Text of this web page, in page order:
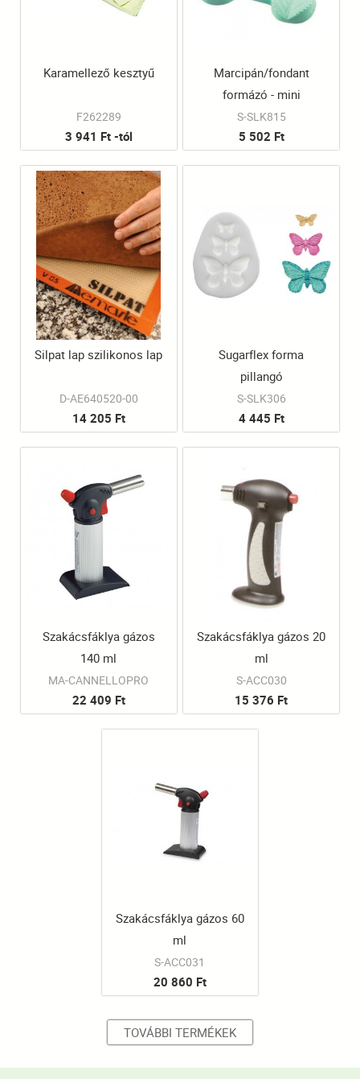
Karamellező kesztyű
F262289
3 941 Ft -tól
Marcipán/fondant
formázó - mini
rózsalevél
S-SLK815
5 502 Ft
Silpat lap szilikonos lap
D-AE640520-00
14 205 Ft
Sugarflex forma
pillangó
S-SLK306
4 445 Ft
Szakácsfáklya gázos
140 ml
MA-CANNELLOPRO
22 409 Ft
Szakácsfáklya gázos 20
ml
S-ACC030
15 376 Ft
Szakácsfáklya gázos 60
ml
S-ACC031
20 860 Ft
TOVÁBBI TERMÉKEK